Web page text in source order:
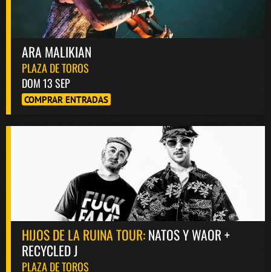
ARA MALIKIAN
PLAZA DE TOROS
DOM 13 SEP
COMPRAR ENTRADAS
HIJOS DE LA RUINA TOUR:NATOS Y WAOR +
RECYCLED J
PLAZA DE TOROS